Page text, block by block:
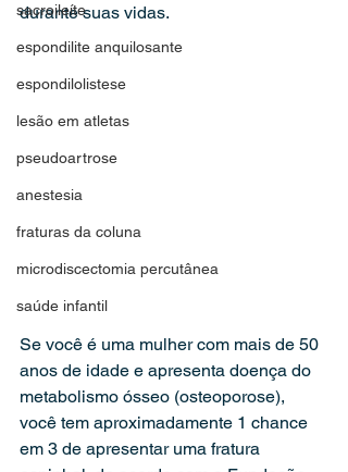
sacroileíte
espondilite anquilosante
espondilolistese
lesão em atletas
pseudoartrose
anestesia
fraturas da coluna
microdiscectomia percutânea
saúde infantil
durante suas vidas.
Se você é uma mulher com mais de 50
anos de idade e apresenta doença do
metabolismo ósseo (osteoporose),
você tem aproximadamente 1 chance
em 3 de apresentar uma fratura